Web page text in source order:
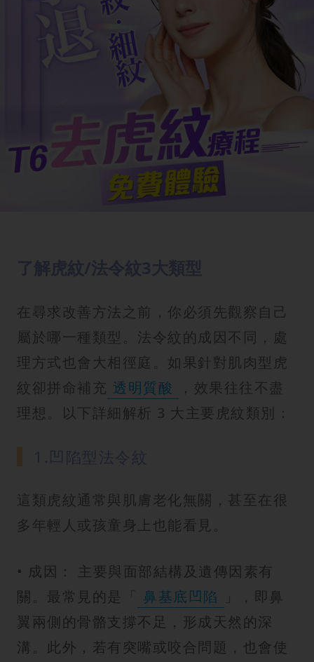
在尋求改善方法之前，你必須先觀察自己
屬於哪一種類型。法令紋的成因不同，處
理方式也會大相徑庭。如果針對肌肉型虎
紋卻拼命補充 透明質酸
，效果往往不盡
理想。以下詳細解析 3 大主要虎紋類別：
這類虎紋通常與肌膚老化無關，甚至在很
多年輕人或孩童身上也能看見。
• 成因： 主要與面部結構及遺傳因素有
關。最常見的是「
鼻基底凹陷
」，即鼻
翼兩側的骨骼支撐不足，形成天然的深
溝。此外，若有突嘴或咬合問題，也會使